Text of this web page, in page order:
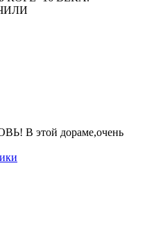
В этой дораме,очень